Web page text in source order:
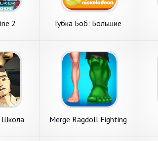
2
Губка Боб: Большие
Школа
Merge Ragdoll Fighting